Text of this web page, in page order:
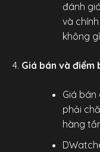
đánh
và
không
Giá bán và điểm
Giá
phải
hàng